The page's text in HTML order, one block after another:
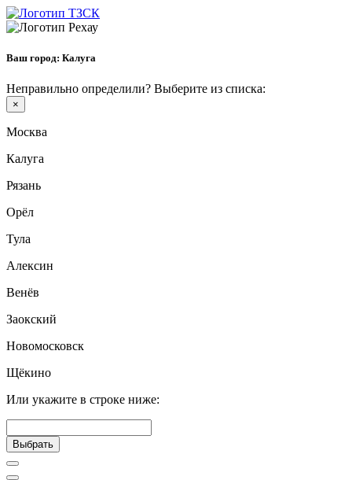
Ваш город: Калуга
Неправильно определили? Выберите из списка:
×
Москва
Калуга
Рязань
Орёл
Тула
Алексин
Венёв
Заокский
Новомосковск
Щёкино
Или укажите в строке ниже:
Выбрать